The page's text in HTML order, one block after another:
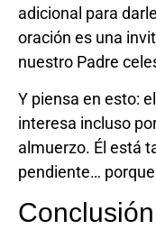
adicional para
oración es una
nuestro Padre
Y piensa en esto:
interesa incluso
almuerzo. Él está
pendiente…
Conclusión